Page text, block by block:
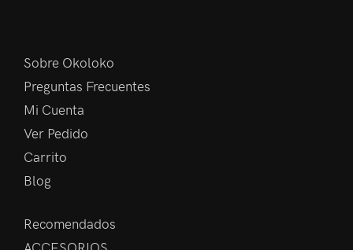
Sobre Okoloko
Preguntas Frecuentes
Mi Cuenta
Ver Pedido
Carrito
Blog
Recomendados